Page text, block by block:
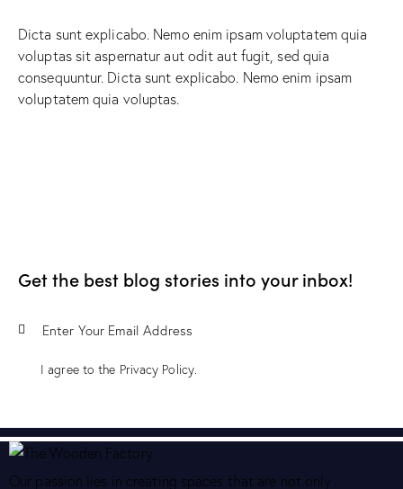
Dicta sunt explicabo. Nemo enim ipsam voluptatem quia
voluptas sit aspernatur aut odit aut fugit, sed quia
consequuntur. Dicta sunt explicabo. Nemo enim ipsam
voluptatem quia voluptas.
Get the best blog stories into your inbox!
I agree to the Privacy Policy.
Our passion lies in creating spaces that are not only